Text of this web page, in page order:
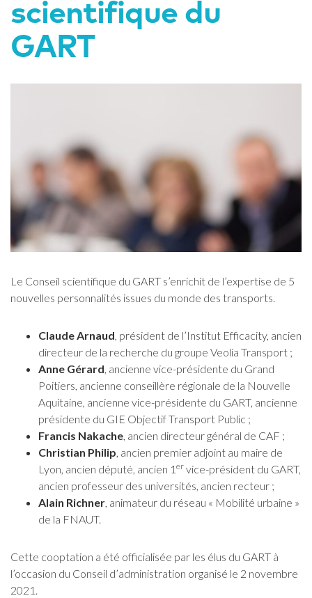
scientifique du
GART
Le Conseil scientifique du GART s’enrichit de l’expertise de 5
nouvelles personnalités issues du monde des transports.
Claude Arnaud, président de l’Institut Efficacity, ancien
directeur de la recherche du groupe Veolia Transport ;
Anne Gérard, ancienne vice-présidente du Grand
Poitiers, ancienne conseillère régionale de la Nouvelle
Aquitaine, ancienne vice-présidente du GART, ancienne
présidente du GIE Objectif Transport Public ;
Francis Nakache, ancien directeur général de CAF ;
Christian Philip, ancien premier adjoint au maire de
Lyon, ancien député, ancien 1 er vice-président du GART,
ancien professeur des universités, ancien recteur ;
Alain Richner, animateur du réseau « Mobilité urbaine »
de la FNAUT.
Cette cooptation a été officialisée par les élus du GART à
l’occasion du Conseil d’administration organisé le 2 novembre
2021.